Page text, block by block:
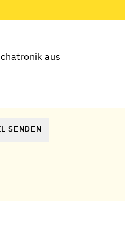
aus
SENDEN